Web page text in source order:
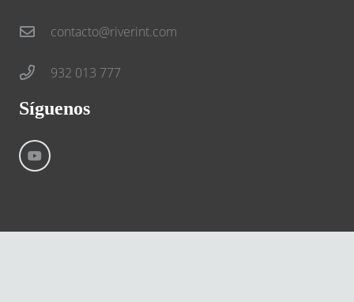
contacto@riverint.com
932 013 777
Síguenos